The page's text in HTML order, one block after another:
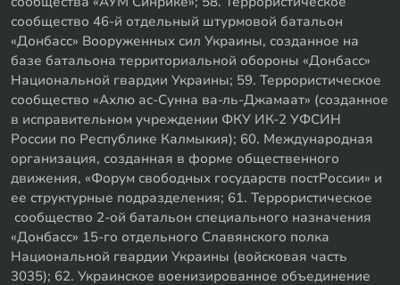
сообщество 46-й отдельный штурмовой батальон
«Донбасс» Вооруженных сил Украины, созданное на
базе батальона территориальной обороны «Донбасс»
Национальной гвардии Украины; 59. Террористическое
сообщество «Ахлю ас-Сунна ва-ль-Джамаат» (созданное
в исправительном учреждении ФКУ ИК-2 УФСИН
России по Республике Калмыкия); 60. Международная
организация, созданная в форме общественного
движения, «Форум свободных государств постРоссии» и
ее структурные подразделения; 61. Террористическое
сообщество 2-ой батальон специального назначения
«Донбасс» 15-го отдельного Славянского полка
Национальной гвардии Украины (войсковая часть
3035); 62. Украинское военизированное объединение